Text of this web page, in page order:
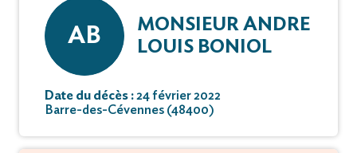
AB
MONSIEUR ANDRE
LOUIS BONIOL
Date du décès :24 février 2022
Barre-des-Cévennes (48400)